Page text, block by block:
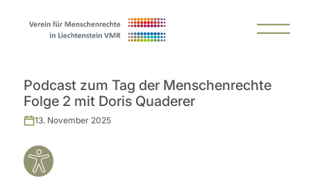
Podcast zum Tag der Menschenrechte
Folge 2 mit Doris Quaderer
13. November 2025